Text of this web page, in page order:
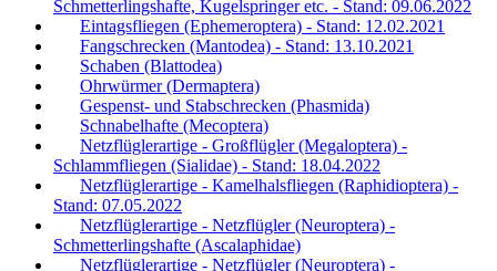
Schmetterlingshafte, Kugelspringer etc. - Stand: 09.06.2022
Eintagsfliegen (Ephemeroptera) - Stand: 12.02.2021
Fangschrecken (Mantodea) - Stand: 13.10.2021
Schaben (Blattodea)
Ohrwürmer (Dermaptera)
Gespenst- und Stabschrecken (Phasmida)
Schnabelhafte (Mecoptera)
Netzflüglerartige - Großflügler (Megaloptera) -
Schlammfliegen (Sialidae) - Stand: 18.04.2022
Netzflüglerartige - Kamelhalsfliegen (Raphidioptera) -
Stand: 07.05.2022
Netzflüglerartige - Netzflügler (Neuroptera) -
Schmetterlingshafte (Ascalaphidae)
Netzflüglerartige - Netzflügler (Neuroptera) -